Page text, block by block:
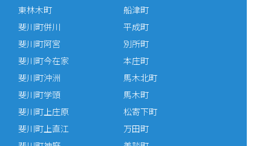
東林木町
斐川町併川
斐川町阿宮
斐川町今在家
斐川町沖洲
斐川町学頭
斐川町上庄原
斐川町上直江
船津町
平成町
別所町
本庄町
馬木北町
馬木町
松寄下町
万田町